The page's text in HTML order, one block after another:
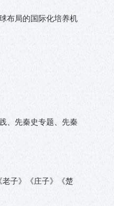
布局的国际化培养机
、先秦史专题、先秦
老子》《庄子》《楚